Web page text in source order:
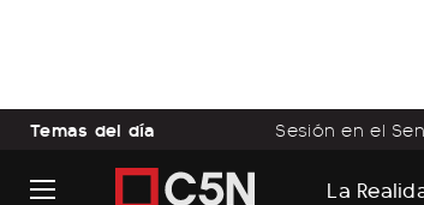
Temas del día Sesión en el
La